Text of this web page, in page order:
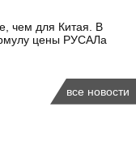
чем для Китая. В
цены РУСАЛа
все новости